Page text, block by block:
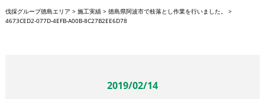
伐採グループ徳島エリア > 施工実績> 徳島県阿波市で枝落とし作業を行いました。
>
4673CED2-077D-4EFB-A00B-8C27B2EE6D78
2019/02/14